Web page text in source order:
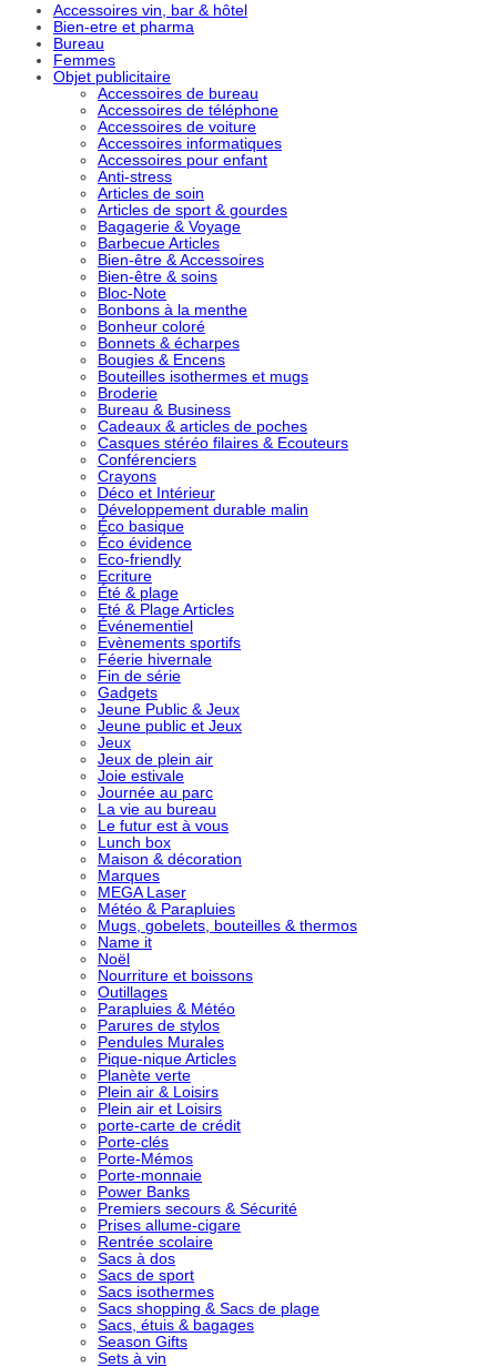
Accessoires vin, bar & hôtel
Bien-etre et pharma
Bureau
Femmes
Objet publicitaire
Accessoires de bureau
Accessoires de téléphone
Accessoires de voiture
Accessoires informatiques
Accessoires pour enfant
Anti-stress
Articles de soin
Articles de sport & gourdes
Bagagerie & Voyage
Barbecue Articles
Bien-être & Accessoires
Bien-être & soins
Bloc-Note
Bonbons à la menthe
Bonheur coloré
Bonnets & écharpes
Bougies & Encens
Bouteilles isothermes et mugs
Broderie
Bureau & Business
Cadeaux & articles de poches
Casques stéréo filaires & Ecouteurs
Conférenciers
Crayons
Déco et Intérieur
Développement durable malin
Éco basique
Éco évidence
Eco-friendly
Ecriture
Été & plage
Eté & Plage Articles
Événementiel
Evènements sportifs
Féerie hivernale
Fin de série
Gadgets
Jeune Public & Jeux
Jeune public et Jeux
Jeux
Jeux de plein air
Joie estivale
Journée au parc
La vie au bureau
Le futur est à vous
Lunch box
Maison & décoration
Marques
MEGA Laser
Météo & Parapluies
Mugs, gobelets, bouteilles & thermos
Name it
Noël
Nourriture et boissons
Outillages
Parapluies & Météo
Parures de stylos
Pendules Murales
Pique-nique Articles
Planète verte
Plein air & Loisirs
Plein air et Loisirs
porte-carte de crédit
Porte-clés
Porte-Mémos
Porte-monnaie
Power Banks
Premiers secours & Sécurité
Prises allume-cigare
Rentrée scolaire
Sacs à dos
Sacs de sport
Sacs isothermes
Sacs shopping & Sacs de plage
Sacs, étuis & bagages
Season Gifts
Sets à vin